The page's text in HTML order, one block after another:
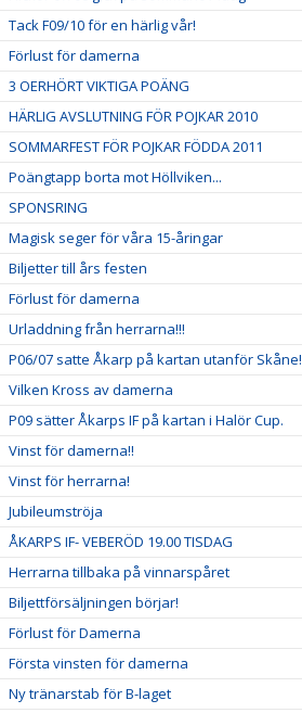
Tack F09/10 för en härlig vår!
Förlust för damerna
3 OERHÖRT VIKTIGA POÄNG
HÄRLIG AVSLUTNING FÖR POJKAR 2010
SOMMARFEST FÖR POJKAR FÖDDA 2011
Poängtapp borta mot Höllviken...
SPONSRING
Magisk seger för våra 15-åringar
Biljetter till års festen
Förlust för damerna
Urladdning från herrarna!!!
P06/07 satte Åkarp på kartan utanför Skåne!
Vilken Kross av damerna
P09 sätter Åkarps IF på kartan i Halör Cup.
Vinst för damerna!!
Vinst för herrarna!
Jubileumströja
ÅKARPS IF- VEBERÖD 19.00 TISDAG
Herrarna tillbaka på vinnarspåret
Biljettförsäljningen börjar!
Förlust för Damerna
Första vinsten för damerna
Ny tränarstab för B-laget